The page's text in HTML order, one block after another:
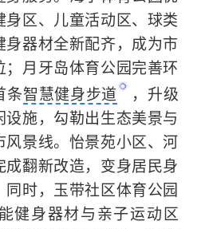
身区、儿童活动区、球类
器材全新配齐，成为市
；月牙岛体育公园完善环
条智慧健身步道
，升级
施，勾勒出生态美景与
景线。怡景苑小区、河
成翻新改造，变身居民身
时，玉带社区体育公园
健身器材与亲子运动区